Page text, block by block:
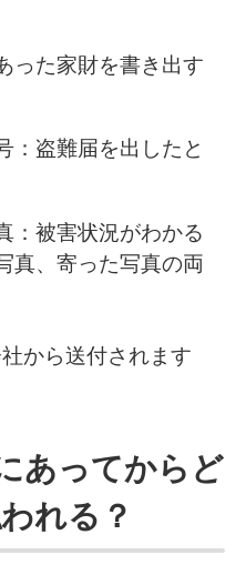
った家財を書き出す
：盗難届を出したと
：被害状況がわかる
真、寄った写真の両
から送付されます
あってからど
れる？